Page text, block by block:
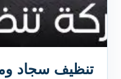
تنظيف سجاد